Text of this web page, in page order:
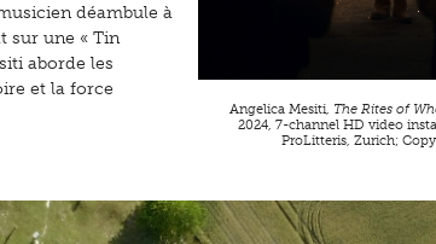
Angelica Mesiti, The Rites of
2024, 7-channel HD video
ProLitteris, Zurich;
déambule à
sur une « Tin
aborde les
et la force